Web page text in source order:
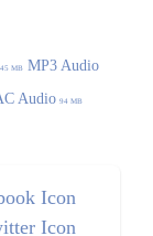
45 MB MP3 Audio
Audio 94 MB